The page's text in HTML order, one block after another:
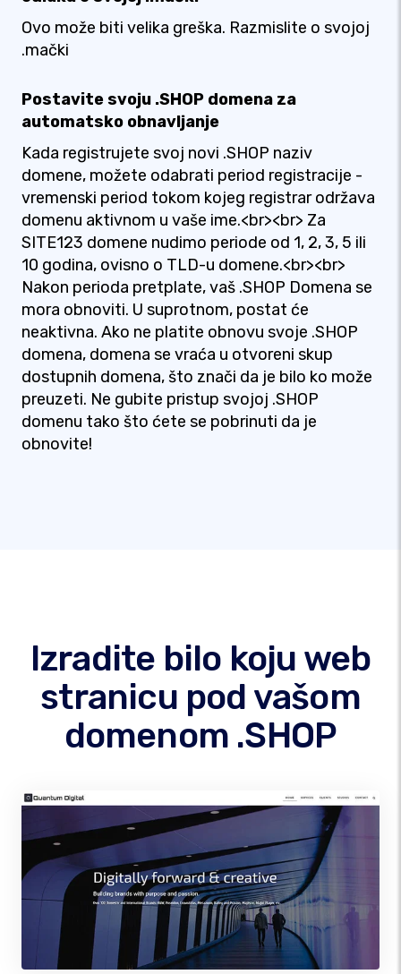
Ovo može biti velika greška. Razmislite o svojoj
.mački
Postavite svoju .SHOP domena za
automatsko obnavljanje
Kada registrujete svoj novi .SHOP naziv
domene, možete odabrati period registracije -
vremenski period tokom kojeg registrar održava
domenu aktivnom u vaše ime.<br><br> Za
SITE123 domene nudimo periode od 1, 2, 3, 5 ili
10 godina, ovisno o TLD-u domene.<br><br>
Nakon perioda pretplate, vaš .SHOP Domena se
mora obnoviti. U suprotnom, postat će
neaktivna. Ako ne platite obnovu svoje .SHOP
domena, domena se vraća u otvoreni skup
dostupnih domena, što znači da je bilo ko može
preuzeti. Ne gubite pristup svojoj .SHOP
domenu tako što ćete se pobrinuti da je
obnovite!
Izradite bilo koju web
stranicu pod vašom
domenom .SHOP